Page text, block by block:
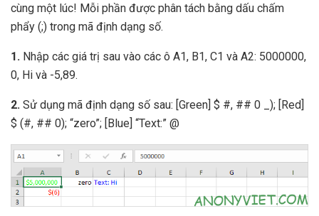
cùng một lúc! Mỗi phần được phân tách bằng dấu chấm
phẩy (;) trong mã định dạng số.
1. Nhập các giá trị sau vào các ô A1, B1, C1 và A2: 5000000,
0, Hi và -5,89.
2. Sử dụng mã định dạng số sau: [Green] $ #, ## 0 _); [Red]
$ (#, ## 0); “zero”; [Blue] “Text:” @